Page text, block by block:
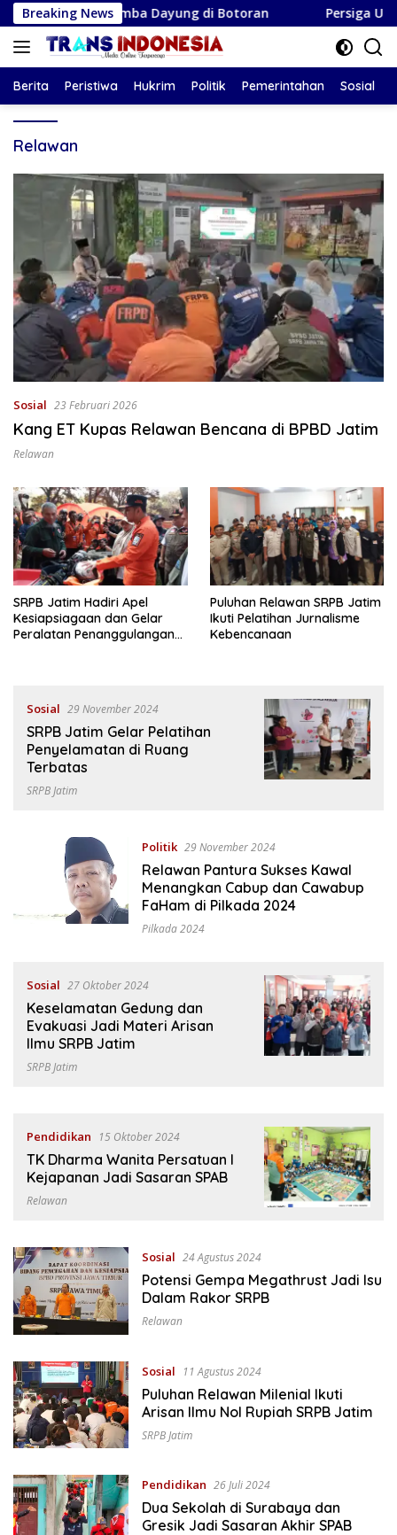
Langsung
ke
konten
Breaking News
Lomba Dayung di Botoran Persiga U-17 Resmi
Berita Peristiwa Hukrim Politik Pemerintahan Sosial
Relawan
Sosial 23 Februari 2026
Kang ET Kupas Relawan Bencana di BPBD Jatim
Relawan
SRPB Jatim Hadiri Apel
Kesiapsiagaan dan Gelar
Peralatan Penanggulangan
Puluhan Relawan SRPB Jatim
Ikuti Pelatihan Jurnalisme
Kebencanaan
Sosial 29 November 2024
SRPB Jatim Gelar Pelatihan
Penyelamatan di Ruang
Terbatas
SRPB Jatim
Politik 29 November 2024
Relawan Pantura Sukses Kawal
Menangkan Cabup dan Cawabup
FaHam di Pilkada 2024
Pilkada 2024
Sosial 27 Oktober 2024
Keselamatan Gedung dan
Evakuasi Jadi Materi Arisan
Ilmu SRPB Jatim
SRPB Jatim
Pendidikan 15 Oktober 2024
TK Dharma Wanita Persatuan I
Kejapanan Jadi Sasaran SPAB
Relawan
Sosial 24 Agustus 2024
Potensi Gempa Megathrust Jadi Isu
Dalam Rakor SRPB
Relawan
Sosial 11 Agustus 2024
Puluhan Relawan Milenial Ikuti
Arisan Ilmu Nol Rupiah SRPB Jatim
SRPB Jatim
Pendidikan 26 Juli 2024
Dua Sekolah di Surabaya dan
Gresik Jadi Sasaran Akhir SPAB